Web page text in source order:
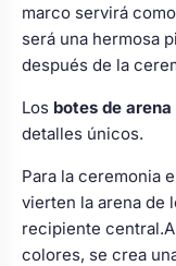
marco servirá
será una hermosa
después de la
Los botes de arena
detalles únicos.
Para la ceremonia
vierten la arena de
recipiente
colores, se crea